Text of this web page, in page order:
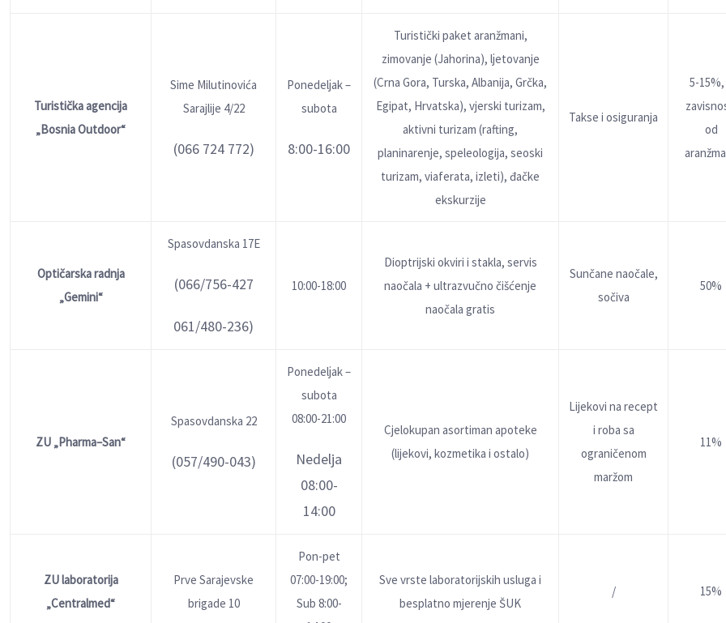
Turistička agencija
„Bosnia Outdoor“
Sime Milutinovića
Sarajlije 4/22
(066 724 772)
Ponedelјak –
subota
8:00-16:00
Turistički paket aranžmani,
zimovanje (Jahorina), lјetovanje
(Crna Gora, Turska, Albanija, Grčka,
Egipat, Hrvatska), vjerski turizam,
aktivni turizam (rafting,
planinarenje, speleologija, seoski
turizam, viaferata, izleti), đačke
ekskurzije
Takse i osiguranja
5-
od
Optičarska radnja
„Gemini“
Spasovdanska 17E
(066/756-427
061/480-236)
10:00-18:00
Dioptrijski okviri i stakla, servis
naočala + ultrazvučno čišćenje
naočala gratis
Sunčane naočale,
sočiva
50%
ZU „Pharma–San“
Spasovdanska 22
(057/490-043)
Ponedelјak –
subota
08:00-21:00
Nedelјa
08:00-
14:00
Cjelokupan asortiman apoteke
(lijekovi, kozmetika i ostalo)
Lijekovi na recept
i roba sa
ograničenom
maržom
11%
ZU laboratorija
„Centralmed“
Prve Sarajevske
brigade 10
Pon-pet
07:00-19:00;
Sub 8:00-
Sve vrste laboratorijskih usluga i
besplatno mjerenje ŠUK
/ 15%